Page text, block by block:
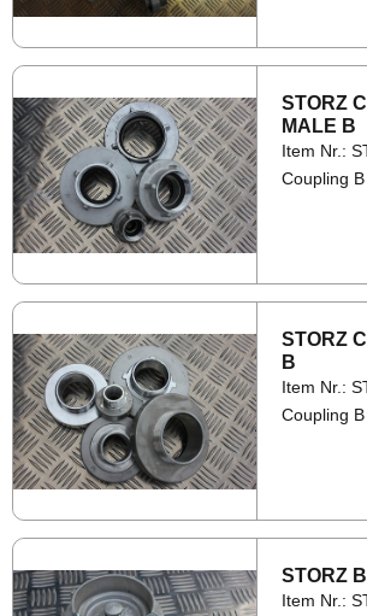
STORZ
MALE B
Item Nr.:
Coupling
STORZ
B
Item Nr.:
Coupling
STORZ
Item Nr.: